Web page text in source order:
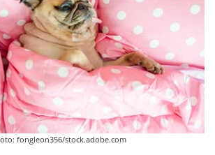
fongleon356/stock.adobe.com